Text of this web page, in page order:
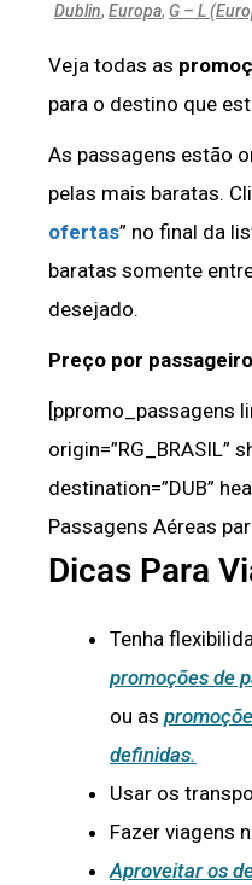
Dublin, Europa, G – L
Veja todas as
para o destino que
As passagens estão
pelas mais baratas.
ofertas” no final da
baratas somente
desejado.
Preço por
[ppromo_passagens
origin=”RG_BRASIL”
destination=”DUB”
Passagens Aéreas
Dicas Para
Tenha
promoções de
ou as
definidas.
Usar os
Fazer viagens
Aproveitar os